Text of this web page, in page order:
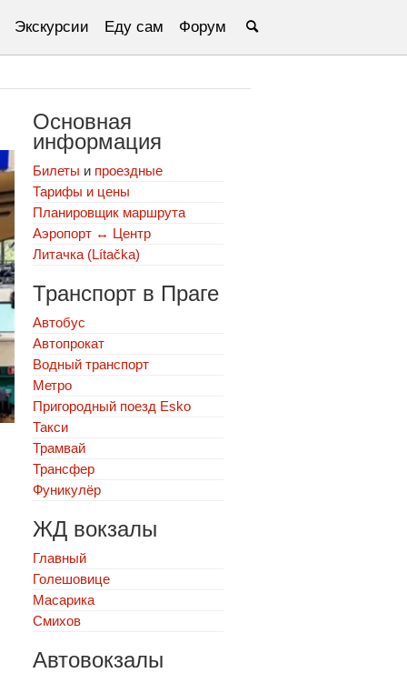
Экскурсии Еду сам Форум
Основная
информация
Билеты и проездные
Тарифы и цены
Планировщик маршрута
Аэропорт ↔ Центр
Литачка (Lítačka)
Транспорт в Праге
Автобус
Автопрокат
Водный транспорт
Метро
Пригородный поезд Esko
Такси
Трамвай
Трансфер
Фуникулёр
ЖД вокзалы
Главный
Голешовице
Масарика
Смихов
Автовокзалы